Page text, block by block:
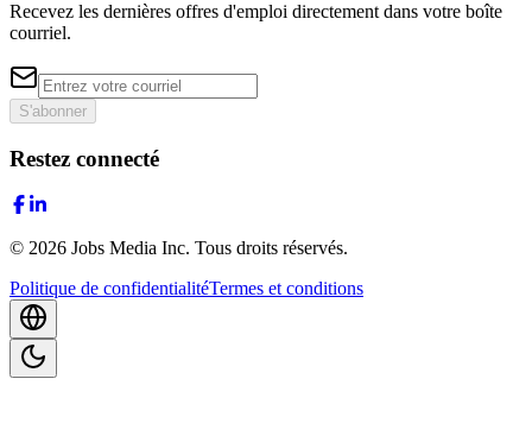
Recevez les dernières offres d'emploi directement dans votre boîte
courriel.
S'abonner
Restez connecté
© 2026 Jobs Media Inc. Tous droits réservés.
Politique de confidentialitéTermes et conditions